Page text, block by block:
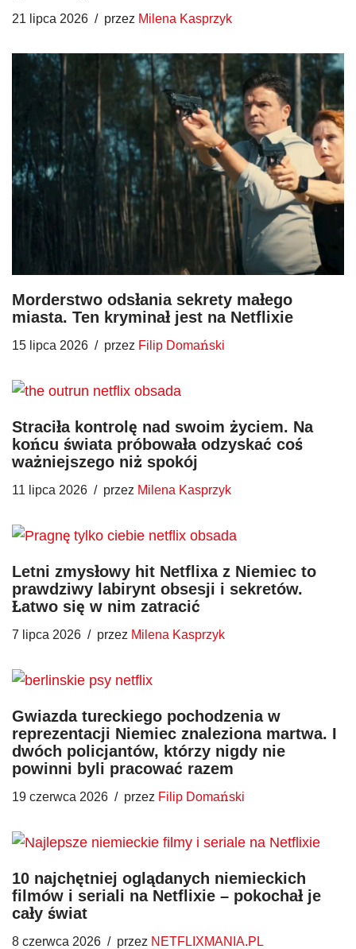
21 lipca 2026 przez Milena Kasprzyk
Morderstwo odsłania sekrety małego
miasta. Ten kryminał jest na Netflixie
15 lipca 2026 przez Filip Domański
Straciła kontrolę nad swoim życiem. Na
końcu świata próbowała odzyskać coś
ważniejszego niż spokój
11 lipca 2026 przez Milena Kasprzyk
Letni zmysłowy hit Netflixa z Niemiec to
prawdziwy labirynt obsesji i sekretów.
Łatwo się w nim zatracić
7 lipca 2026 przez Milena Kasprzyk
Gwiazda tureckiego pochodzenia w
reprezentacji Niemiec znaleziona martwa. I
dwóch policjantów, którzy nigdy nie
powinni byli pracować razem
19 czerwca 2026 przez Filip Domański
10 najchętniej oglądanych niemieckich
filmów i seriali na Netflixie – pokochał je
cały świat
8 czerwca 2026 przez NETFLIXMANIA.PL